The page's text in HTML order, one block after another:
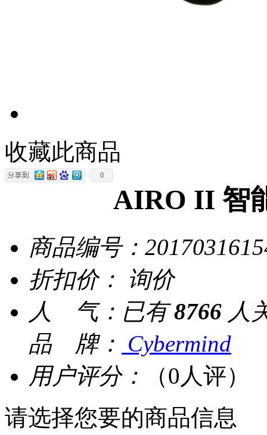
收藏此商品
0
AIRO II 智
商品编号：
折扣价：
询价
人 气： 已有 8766 人
品 牌： Cybermind
用户评分：
（0人评）
请选择您要的商品信息